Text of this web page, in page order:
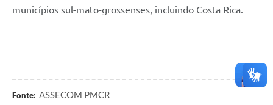
municípios sul-mato-grossenses, incluindo Costa Rica.
Fonte: ASSECOM PMCR